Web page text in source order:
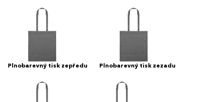
Plnobarevný tisk zepředu Plnobarevný tisk zezadu